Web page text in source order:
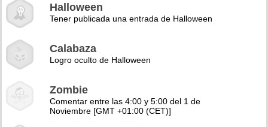
Halloween
Tener publicada una entrada de Halloween
Calabaza
Logro oculto de Halloween
Zombie
Comentar entre las 4:00 y 5:00 del 1 de
Noviembre [GMT +01:00 (CET)]